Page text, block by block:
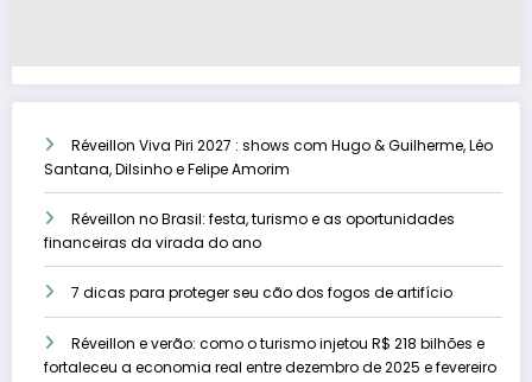
Réveillon Viva Piri 2027 : shows com Hugo & Guilherme, Léo
Santana, Dilsinho e Felipe Amorim
Réveillon no Brasil: festa, turismo e as oportunidades
financeiras da virada do ano
7 dicas para proteger seu cão dos fogos de artifício
Réveillon e verão: como o turismo injetou R$ 218 bilhões e
fortaleceu a economia real entre dezembro de 2025 e fevereiro